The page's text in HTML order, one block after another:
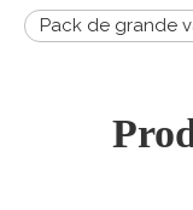
Pack de grande